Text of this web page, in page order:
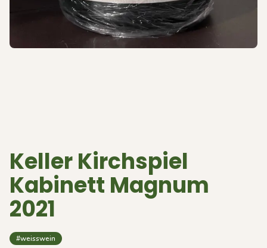
Keller Kirchspiel
Kabinett Magnum
2021
#weisswein